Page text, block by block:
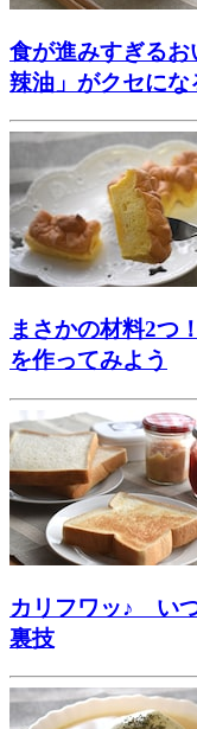
食が進みすぎる
辣油」がクセにな
まさかの材料2つ
を作ってみよう
カリフワッ♪ い
裏技